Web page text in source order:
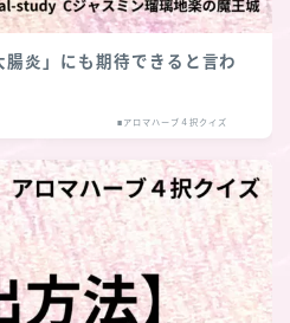
炎」にも期待できると言わ
■アロマハーブ４択クイズ